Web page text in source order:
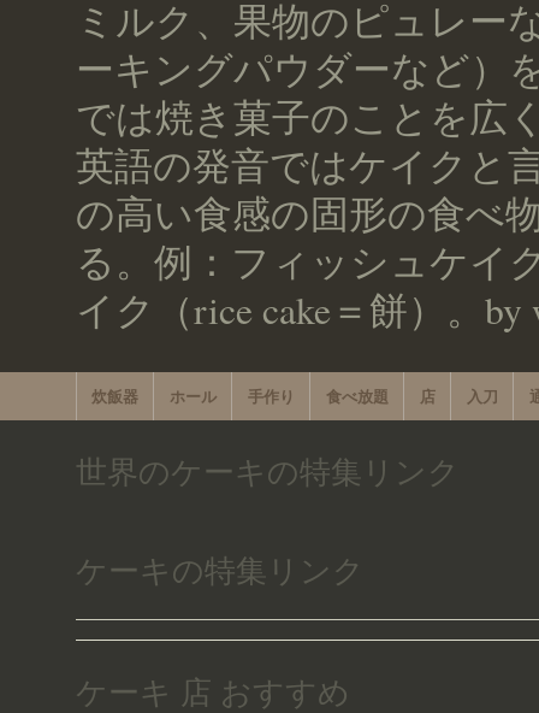
ミルク、果物のピュレー
ーキングパウダーなど）
では焼き菓子のことを広
英語の発音ではケイクと
の高い食感の固形の食べ
る。例：フィッシュケイ
イク（rice cake＝餅）。by
炊飯器 ホール 手作り 食べ放題 店 入刀
世界のケーキの特集リンク
ケーキの特集リンク
ケーキ 店 おすすめ